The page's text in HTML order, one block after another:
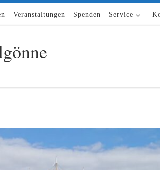
Veranstaltungen Spenden Service